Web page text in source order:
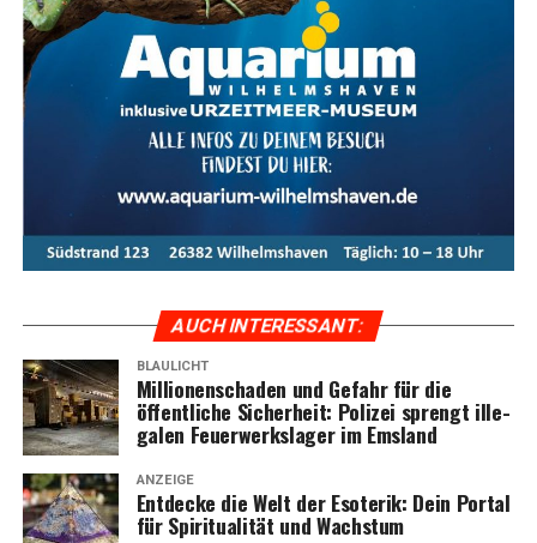
AUCH INTER­ES­SANT:
BLAULICHT
Mil­lio­nen­scha­den und Gefahr für die
öffent­li­che Sicher­heit: Poli­zei sprengt ille­
ga­len Feu­er­werks­la­ger im Emsland
ANZEIGE
Ent­de­cke die Welt der Eso­te­rik: Dein Por­tal
für Spi­ri­tua­li­tät und Wachstum